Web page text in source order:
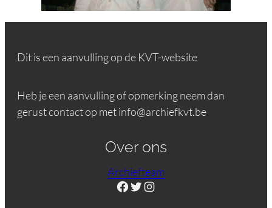
Dit is een aanvulling op de KVT-website
Heb je een aanvulling of opmerking neem dan
gerust contact op met info@archiefkvt.be
Over ons
Archiefteam
Facebook Twitter Instagram